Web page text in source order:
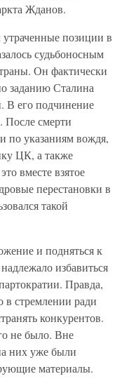
Жданов.
позиции в
судьбоносным
Он фактически
заданию Сталина
В его подчинение
смерти
по указаниям вождя,
ЦК, а также
вместе взятое
перестановки в
такой
и подняться к
избавиться
Правда,
в стремлении ради
конкурентов.
не было. Вне
них уже были
материалы.